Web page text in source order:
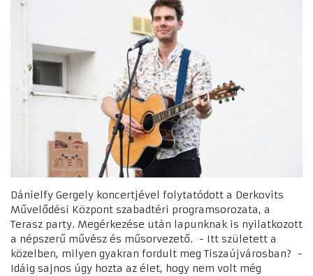
Dánielfy Gergely koncertjével folytatódott a Derkovits
Művelődési Központ szabadtéri programsorozata, a
Terasz party. Megérkezése után lapunknak is nyilatkozott
a népszerű művész és műsorvezető. - Itt született a
közelben, milyen gyakran fordult meg Tiszaújvárosban? -
Idáig sajnos úgy hozta az élet, hogy nem volt még